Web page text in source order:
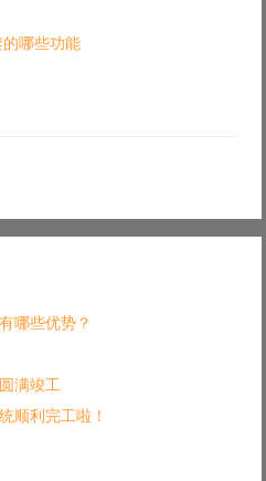
哪些功能
哪些优势？
满竣工
顺利完工啦！